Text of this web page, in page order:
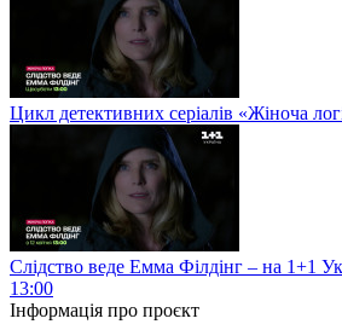
Цикл детективних серіалів «Жіноча
Слідство веде Емма Філдінг – на 1+1
13:00
Інформація про проєкт